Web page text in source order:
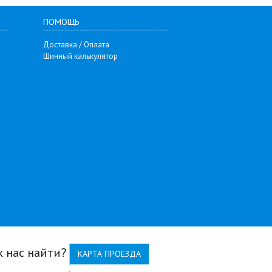
ПОМОЩЬ
Доставка / Оплата
Шинный калькулятор
нас найти? КАРТА ПРОЕЗДА